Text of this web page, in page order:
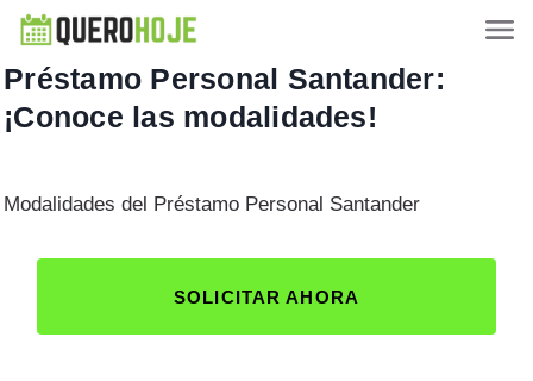
Préstamo Personal Santander:
¡Conoce las modalidades!
Modalidades del Préstamo Personal Santander
SOLICITAR AHORA